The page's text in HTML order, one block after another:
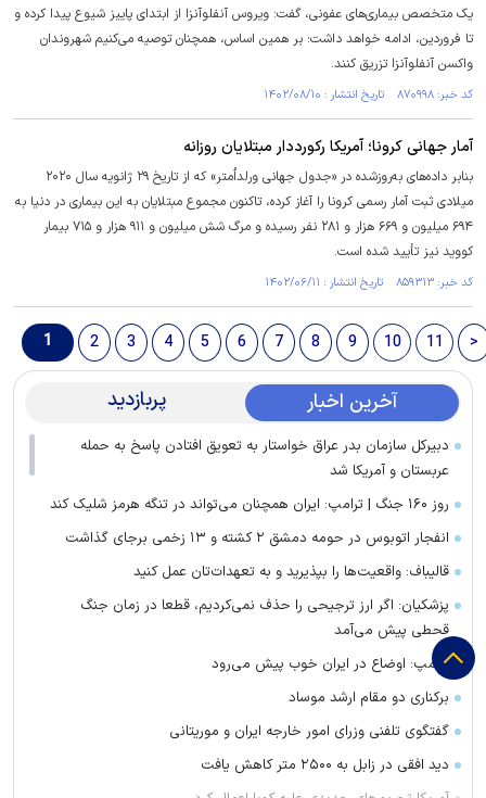
یک متخصص بیمار‌ی‌های عفونی، گفت: ویروس آنفلوآنزا از ابتدای پاییز شیوع پیدا کرده و
تا فروردین، ادامه خواهد داشت؛ بر همین اساس، همچنان توصیه می‌کنیم شهروندان
واکسن آنفلوآنزا تزریق کنند.
کد خبر: ۸۷۰۹۹۸ تاریخ انتشار : ۱۴۰۲/۰۸/۱۰
آمار جهانی کرونا؛ آمریکا رکورددار مبتلایان روزانه
بنابر داده‌های به‌روزشده در «جدول جهانی ورلداُمتر» که از تاریخ ۲۹ ژانویه سال ۲۰۲۰
میلادی ثبت آمار رسمی کرونا را آغاز کرده، تاکنون مجموع مبتلایان به این بیماری در دنیا به
۶۹۴ میلیون و ۶۶۹ هزار و ۲۸۱ نفر رسیده و مرگ شش میلیون و ۹۱۱ هزار و ۷۱۵ بیمار
کووید نیز تأیید شده است.
کد خبر: ۸۵۹۳۱۳ تاریخ انتشار : ۱۴۰۲/۰۶/۱۱
1 2 3 4 5 6 7 8 9 10 11 >
آخرین اخبار پربازدید
دبیرکل سازمان بدر عراق خواستار به تعویق افتادن پاسخ به حمله
عربستان و آمریکا شد
روز ۱۶۰ جنگ | ترامپ: ایران همچنان می‌تواند در تنگه هرمز شلیک کند
انفجار اتوبوس در حومه دمشق ۲ کشته و ۱۳ زخمی برجای گذاشت
قالیباف: واقعیت‌ها را بپذیرید و به تعهدات‌تان عمل کنید
پزشکیان: اگر ارز ترجیحی را حذف نمی‌کردیم، قطعا در زمان جنگ
قحطی پیش می‌آمد
ترامپ: اوضاع در ایران خوب پیش می‌رود
برکناری دو مقام ارشد موساد
گفتگوی تلفنی وزرای امور خارجه ایران و موریتانی
دید افقی در زابل به ۲۵۰۰ متر کاهش یافت